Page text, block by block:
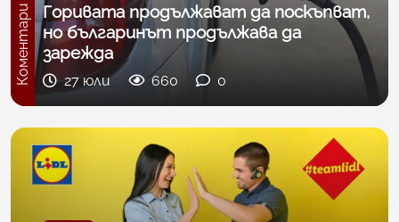
Коментари
Горивата продължават да поскъпват,
но българинът продължава да
зарежда
27 юли 660 0